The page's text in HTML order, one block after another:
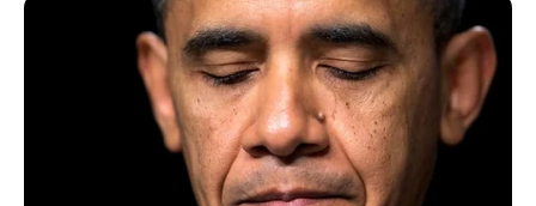
Tampil Lebih Modern, 7 Potret
Hasil Renovasi Rumah Berusia